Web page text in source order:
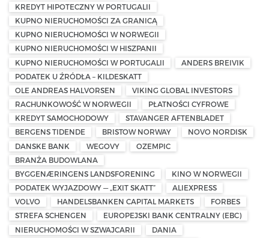
KREDYT HIPOTECZNY W PORTUGALII
KUPNO NIERUCHOMOŚCI ZA GRANICĄ
KUPNO NIERUCHOMOŚCI W NORWEGII
KUPNO NIERUCHOMOŚCI W HISZPANII
KUPNO NIERUCHOMOŚCI W PORTUGALII
ANDERS BREIVIK
PODATEK U ŹRÓDŁA – KILDESKATT
OLE ANDREAS HALVORSEN
VIKING GLOBAL INVESTORS
RACHUNKOWOŚĆ W NORWEGII
PŁATNOŚCI CYFROWE
KREDYT SAMOCHODOWY
STAVANGER AFTENBLADET
BERGENS TIDENDE
BRISTOW NORWAY
NOVO NORDISK
DANSKE BANK
WEGOVY
OZEMPIC
BRANŻA BUDOWLANA
BYGGENÆRINGENS LANDSFORENING
KINO W NORWEGII
PODATEK WYJAZDOWY — „EXIT SKATT”
ALIEXPRESS
VOLVO
HANDELSBANKEN CAPITAL MARKETS
FORBES
STREFA SCHENGEN
EUROPEJSKI BANK CENTRALNY (EBC)
NIERUCHOMOŚCI W SZWAJCARII
DANIA